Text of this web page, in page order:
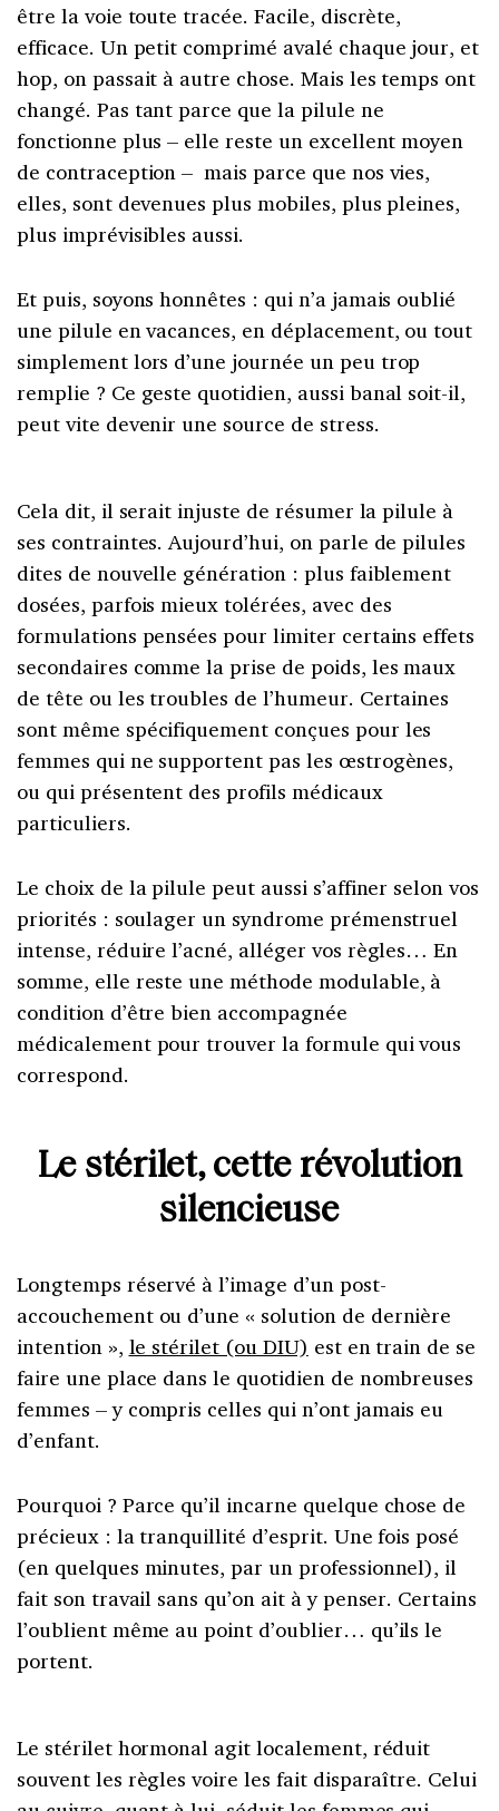
être la voie toute tracée. Facile, discrète,
efficace. Un petit comprimé avalé chaque jour, et
hop, on passait à autre chose. Mais les temps ont
changé. Pas tant parce que la pilule ne
fonctionne plus – elle reste un excellent moyen
de contraception – mais parce que nos vies,
elles, sont devenues plus mobiles, plus pleines,
plus imprévisibles aussi.
Et puis, soyons honnêtes : qui n’a jamais oublié
une pilule en vacances, en déplacement, ou tout
simplement lors d’une journée un peu trop
remplie ? Ce geste quotidien, aussi banal soit-il,
peut vite devenir une source de stress.
Cela dit, il serait injuste de résumer la pilule à
ses contraintes. Aujourd’hui, on parle de pilules
dites de nouvelle génération : plus faiblement
dosées, parfois mieux tolérées, avec des
formulations pensées pour limiter certains effets
secondaires comme la prise de poids, les maux
de tête ou les troubles de l’humeur. Certaines
sont même spécifiquement conçues pour les
femmes qui ne supportent pas les œstrogènes,
ou qui présentent des profils médicaux
particuliers.
Le choix de la pilule peut aussi s’affiner selon vos
priorités : soulager un syndrome prémenstruel
intense, réduire l’acné, alléger vos règles… En
somme, elle reste une méthode modulable, à
condition d’être bien accompagnée
médicalement pour trouver la formule qui vous
correspond.
Le stérilet, cette révolution
silencieuse
Longtemps réservé à l’image d’un post-
accouchement ou d’une « solution de dernière
intention », le stérilet (ou DIU) est en train de se
faire une place dans le quotidien de nombreuses
femmes – y compris celles qui n’ont jamais eu
d’enfant.
Pourquoi ? Parce qu’il incarne quelque chose de
précieux : la tranquillité d’esprit. Une fois posé
(en quelques minutes, par un professionnel), il
fait son travail sans qu’on ait à y penser. Certains
l’oublient même au point d’oublier… qu’ils le
portent.
Le stérilet hormonal agit localement, réduit
souvent les règles voire les fait disparaître. Celui